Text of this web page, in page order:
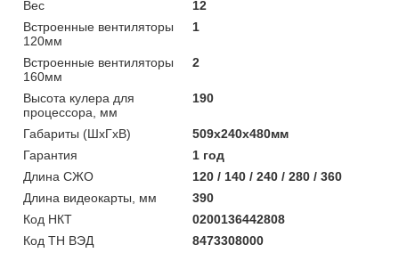
Вес
12
Встроенные вентиляторы
120мм
1
Встроенные вентиляторы
160мм
2
Высота кулера для
процессора, мм
190
Габариты (ШхГхВ)
509x240x480мм
Гарантия
1 год
Длина СЖО
120 / 140 / 240 / 280 / 360
Длина видеокарты, мм
390
Код НКТ
0200136442808
Код ТН ВЭД
8473308000